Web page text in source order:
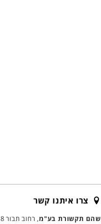
צרו איתנו קשר
שהם תקשורת בע"מ